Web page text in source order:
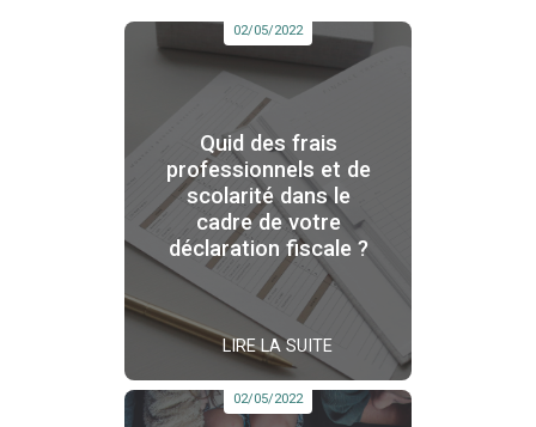
02/05/2022
Quid des frais
professionnels et de
scolarité dans le
cadre de votre
déclaration fiscale ?
LIRE LA SUITE
02/05/2022